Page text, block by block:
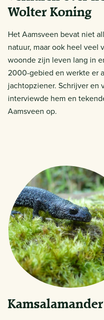
Wolter Koning
Het Aamsveen bevat niet
natuur, maar ook heel veel
woonde zijn leven lang in
2000-gebied en werkte er
jachtopziener. Schrijver en
interviewde hem en
Aamsveen op.
Kamsalamander